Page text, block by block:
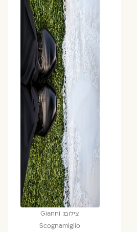
צילום: Gianni
Scognamiglio